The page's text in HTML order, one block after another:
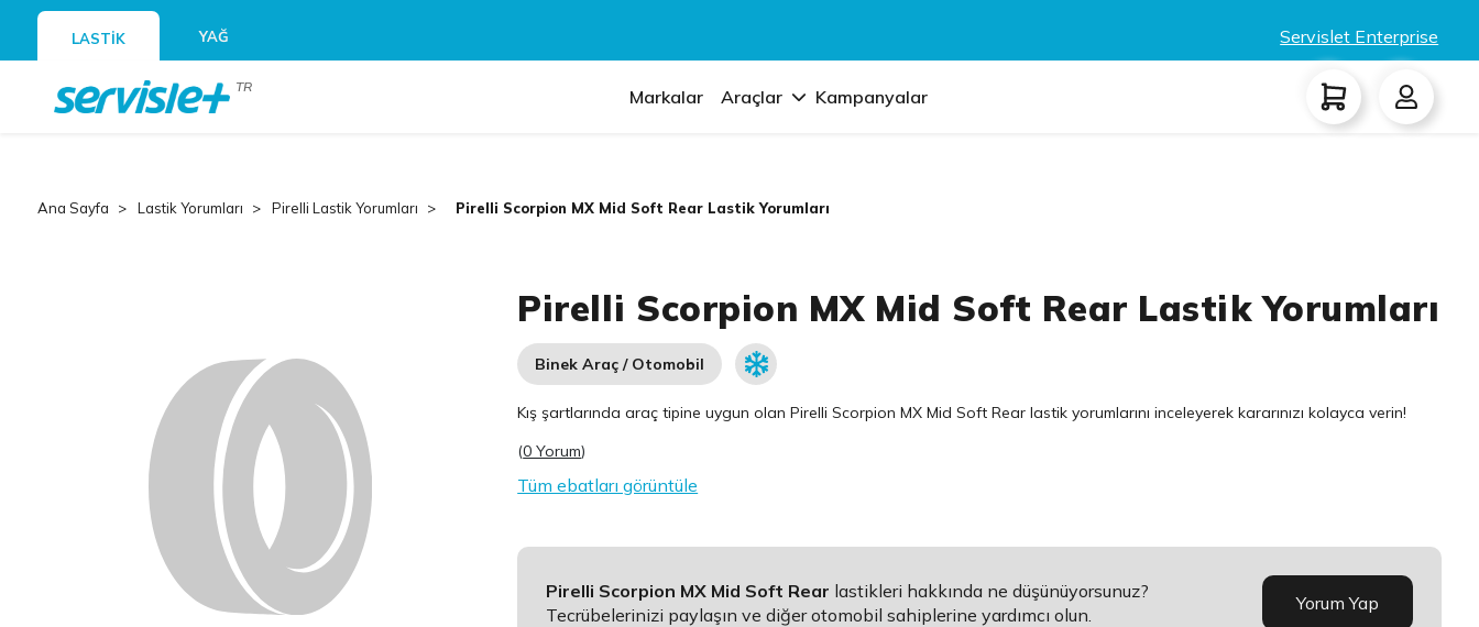
LASTİK YAĞ Servislet Enterprise
TR Markalar Araçlar Kampanyalar
Ana Sayfa Lastik Yorumları Pirelli Lastik Yorumları Pirelli Scorpion MX Mid Soft Rear Lastik Yorumları
Pirelli Scorpion MX Mid Soft Rear Lastik Yorumları
Binek Araç / Otomobil
Kış şartlarında araç tipine uygun olanPirelli Scorpion MX Mid Soft Rear lastik yorumlarını inceleyerek kararınızı kolayca verin!
(0 Yorum)
Tüm ebatları görüntüle
Pirelli Scorpion MX Mid Soft Rear lastikleri hakkında ne düşünüyorsunuz?
Tecrübelerinizi paylaşın ve diğer otomobil sahiplerine yardımcı olun.
Yorum Yap